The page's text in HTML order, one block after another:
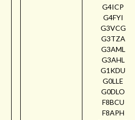
G4ICP
G4FYI
G3VCG
G3TZA
G3AML
G3AHL
G1KDU
G0LLE
G0DLO
F8BCU
F8APH